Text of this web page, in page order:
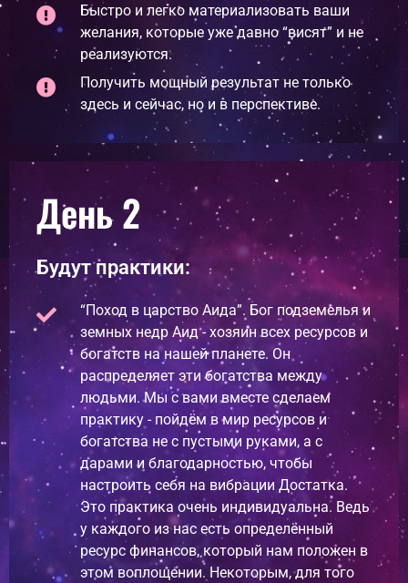
Быстро и легко материализовать ваши
желания, которые уже давно “висят” и не
реализуются.
Получить мощный результат не только
здесь и сейчас, но и в перспективе.
День 2
Будут практики:
“Поход в царство Аида”. Бог подземелья и
земных недр Аид - хозяин всех ресурсов и
богатств на нашей планете. Он
распределяет эти богатства между
людьми. Мы с вами вместе сделаем
практику - пойдём в мир ресурсов и
богатства не с пустыми руками, а с
дарами и благодарностью, чтобы
настроить себя на вибрации Достатка.
Это практика очень индивидуальна. Ведь
у каждого из нас есть определённый
ресурс финансов, который нам положен в
этом воплощении. Некоторым, для того